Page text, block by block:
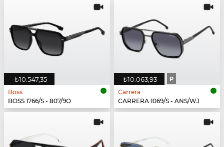
₺10.547,35
Boss
BOSS 1766/S - 807/9O
₺10.063,93 P
Carrera
CARRERA 1069/S - ANS/WJ